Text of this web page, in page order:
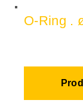
O-Ring .